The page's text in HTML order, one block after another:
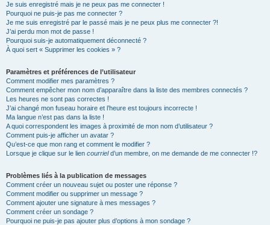
Je suis enregistré mais je ne peux pas me connecter !
Pourquoi ne puis-je pas me connecter ?
Je me suis enregistré par le passé mais je ne peux plus me connecter ?!
J’ai perdu mon mot de passe !
Pourquoi suis-je automatiquement déconnecté ?
À quoi sert « Supprimer les cookies » ?
Paramètres et préférences de l’utilisateur
Comment modifier mes paramètres ?
Comment empêcher mon nom d’apparaître dans la liste des membres connectés ?
Les heures ne sont pas correctes !
J’ai changé mon fuseau horaire et l’heure est toujours incorrecte !
Ma langue n’est pas dans la liste !
A quoi correspondent les images à proximité de mon nom d’utilisateur ?
Comment puis-je afficher un avatar ?
Qu’est-ce que mon rang et comment le modifier ?
Lorsque je clique sur le lien courrield’un membre, on me demande de me connecter !?
Problèmes liés à la publication de messages
Comment créer un nouveau sujet ou poster une réponse ?
Comment modifier ou supprimer un message ?
Comment ajouter une signature à mes messages ?
Comment créer un sondage ?
Pourquoi ne puis-je pas ajouter plus d’options à mon sondage ?